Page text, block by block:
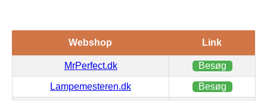
Webshop Link
MrPerfect.dk Besøg
Lampemesteren.dk Besøg